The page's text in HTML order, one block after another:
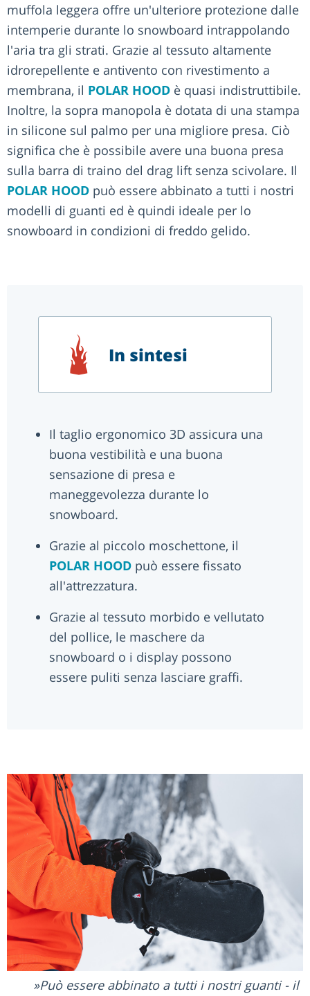
muffola leggera offre un'ulteriore protezione dalle
intemperie durante lo snowboard intrappolando
l'aria tra gli strati. Grazie al tessuto altamente
idrorepellente e antivento con rivestimento a
membrana, il POLAR HOOD è quasi indistruttibile.
Inoltre, la sopra manopola è dotata di una stampa
in silicone sul palmo per una migliore presa. Ciò
significa che è possibile avere una buona presa
sulla barra di traino del drag lift senza scivolare. Il
POLAR HOOD può essere abbinato a tutti i nostri
modelli di guanti ed è quindi ideale per lo
snowboard in condizioni di freddo gelido.
In sintesi
Il taglio ergonomico 3D assicura una
buona vestibilità e una buona
sensazione di presa e
maneggevolezza durante lo
snowboard.
Grazie al piccolo moschettone, il
POLAR HOOD può essere fissato
all'attrezzatura.
Grazie al tessuto morbido e vellutato
del pollice, le maschere da
snowboard o i display possono
essere puliti senza lasciare graffi.
Può essere abbinato a tutti i nostri guanti - il